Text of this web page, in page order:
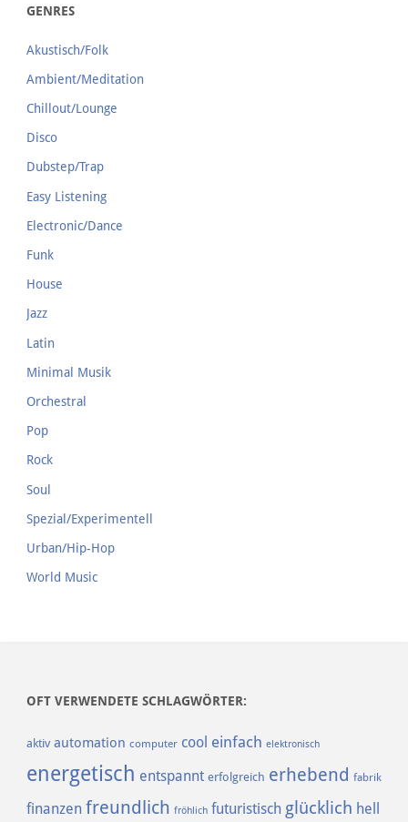
GENRES
Akustisch/Folk
Ambient/Meditation
Chillout/Lounge
Disco
Dubstep/Trap
Easy Listening
Electronic/Dance
Funk
House
Jazz
Latin
Minimal Musik
Orchestral
Pop
Rock
Soul
Spezial/Experimentell
Urban/Hip-Hop
World Music
OFT VERWENDETE SCHLAGWÖRTER:
aktiv automation computer cool einfach elektronisch
energetisch entspannt erfolgreich erhebend fabrik
finanzen freundlich fröhlich futuristisch glücklich hell